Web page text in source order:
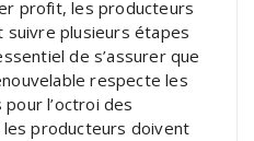
profit, les producteurs
suivre plusieurs étapes
de s’assurer que
respecte les
l’octroi des
producteurs doivent